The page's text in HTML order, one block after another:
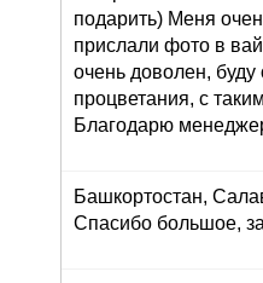
подарить) Меня
прислали фото в
очень доволен,
процветания, с
Благодарю
Башкортостан,
Спасибо большое,